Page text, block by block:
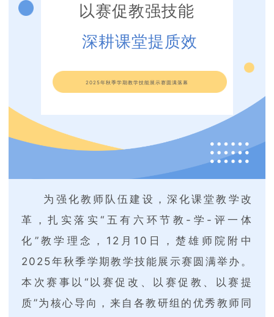
以赛促教强技能
深耕课堂提质效
2025年秋季学期教学技能展示赛圆满落幕
为强化教师队伍建设，深化课堂教学改
革，扎实落实“五有六环节教-学-评一体
化”教学理念，12月10日，楚雄师院附中
2025年秋季学期教学技能展示赛圆满举办。
本次赛事以“以赛促改、以赛促教、以赛提
质”为核心导向，来自各教研组的优秀教师同